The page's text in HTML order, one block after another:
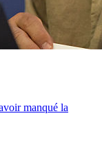
manqué la